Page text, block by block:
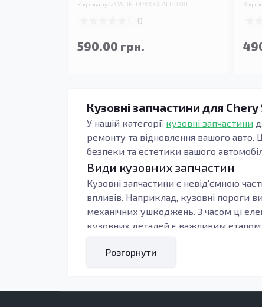
Код товару: 21.WBFLRPXXXX.ALL.0.00
0
590.00 грн.
Код
Кузовні запчастини для
У нашій категорії кузовні запчастини
ремонту та відновлення вашого авто.
безпеки та естетики вашого
Види кузовних запчастин
Кузовні запчастини є невід'ємною
впливів. Наприклад, кузовні пороги
механічних ушкоджень. З часом ці
кузовних деталей є важливим етапом
Використання якісних кузовних
Кому підходять ці запчастини
Розгорнути